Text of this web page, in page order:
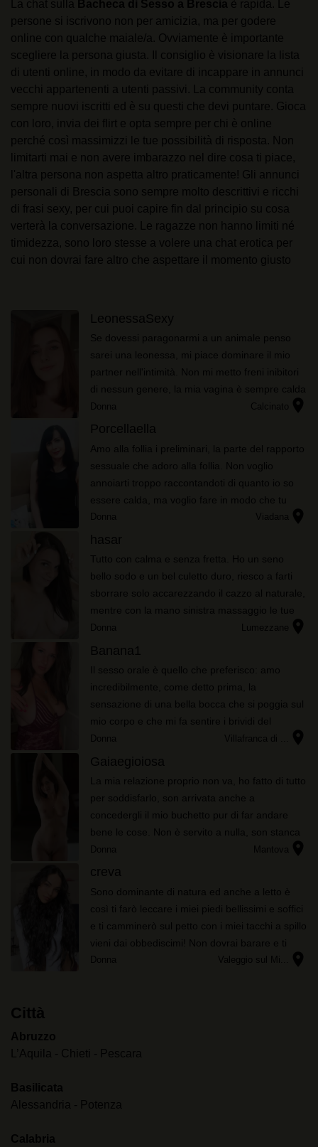
La chat sulla Bacheca di Sesso a Brescia è rapida. Le
persone si iscrivono non per amicizia, ma per godere
online con qualche maiale/a. Ovviamente è importante
scegliere la persona giusta. Il consiglio è visionare la lista
di utenti online, in modo da evitare di incappare in annunci
vecchi appartenenti a utenti passivi. La community conta
sempre nuovi iscritti ed è su questi che devi puntare. Gioca
con loro, invia dei flirt e opta sempre per chi è online
perché così massimizzi le tue possibilità di risposta. Non
limitarti mai e non avere imbarazzo nel dire cosa ti piace,
l'altra persona non aspetta altro praticamente! Gli annunci
personali di Brescia sono sempre molto descrittivi e ricchi
di frasi sexy, per cui puoi capire fin dal principio su cosa
verterà la conversazione. Le ragazze non hanno limiti né
timidezza, sono loro stesse a volere una chat erotica per
cui non dovrai fare altro che aspettare il momento giusto
LeonessaSexy
Se dovessi paragonarmi a un animale penso
sarei una leonessa, mi piace dominare il mio
partner nell'intimità. Non mi metto freni inibitori
di nessun genere, la mia vagina è sempre calda
e pronta a essere penetrata. Ho voglia del tuo
cazzo e di sent...
Calcinato location_on
Donna
Porcellaella
Amo alla follia i preliminari, la parte del rapporto
sessuale che adoro alla follia. Non voglio
annoiarti troppo raccontandoti di quanto io so
essere calda, ma voglio fare in modo che tu
possa conoscere esattamente come io riesco a
Viadana location_on
Donna
hasar
Tutto con calma e senza fretta. Ho un seno
bello sodo e un bel culetto duro, riesco a farti
sborrare solo accarezzando il cazzo al naturale,
mentre con la mano sinistra massaggio le tue
palle e le succhio con vigore.
Lumezzane location_on
Donna
Banana1
Il sesso orale è quello che preferisco: amo
incredibilmente, come detto prima, la
sensazione di una bella bocca che si poggia sul
mio corpo e che mi fa sentire i brividi del
piacere, e tutto il mio corpo deve essere preso
Villafranca di ... location_on
Donna
Gaiaegioiosa
La mia relazione proprio non va, ho fatto di tutto
per soddisfarlo, son arrivata anche a
concedergli il mio buchetto pur di far andare
bene le cose. Non è servito a nulla, son stanca
e ora sto seriamente riflettendo di dare il mio
Mantova location_on
Donna
creva
Sono dominante di natura ed anche a letto è
così ti farò leccare i miei piedi bellissimi e soffici
e ti camminerò sul petto con i miei tacchi a spillo
vieni dai obbediscimi! Non dovrai barare e ti
farai anche insultare
Valeggio sul Mi... location_on
Donna
Città
Abruzzo
L’Aquila - Chieti - Pescara
Basilicata
Alessandria - Potenza
Calabria